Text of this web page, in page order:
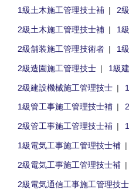
1級土木施工管理技士補
2
2級土木施工管理技士補
1
2級舗装施工管理技術者
1
2級造園施工管理技士
1級
2級建設機械施工管理技士
1級管工事施工管理技士補
2級管工事施工管理技士補
1級電気工事施工管理技士補
2級電気工事施工管理技士補
2級電気通信工事施工管理技士